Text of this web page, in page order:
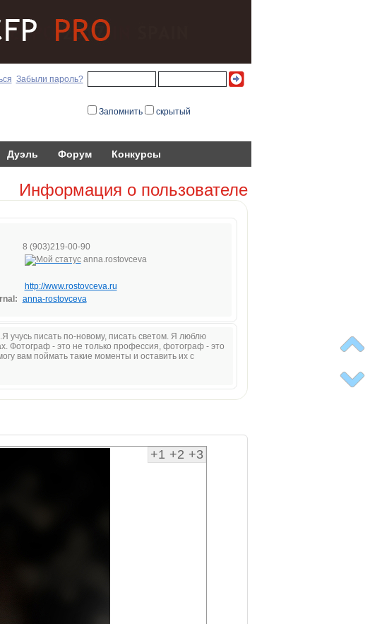
Забыли пароль?
Запомнить скрытый
Дуэль Форум Конкурсы
Информация о пользователе
8 (903)219-00-90
anna.rostovceva
http://www.rostovceva.ru
anna-rostovceva
учусь писать по-новому, писать светом. Я люблю
Фотограф - это не только профессия, фотограф - это
вам поймать такие моменты и оставить их с
+1 +2 +3